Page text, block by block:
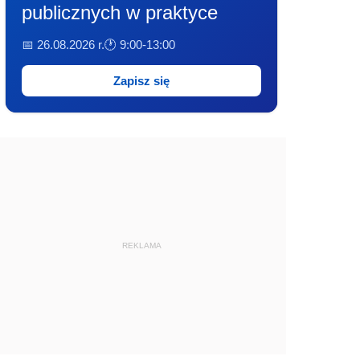
publicznych w praktyce
📅 26.08.2026 r.🕐 9:00-13:00
Zapisz się
REKLAMA